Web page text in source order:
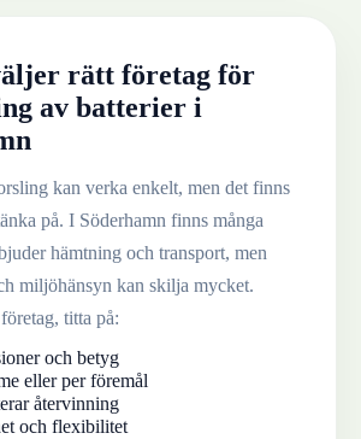
rätt företag för
av batterier i
kan verka enkelt, men det finns
på. I Söderhamn finns många
hämtning och transport, men
miljöhänsyn kan skilja mycket.
titta på:
och betyg
eller per föremål
återvinning
och flexibilitet